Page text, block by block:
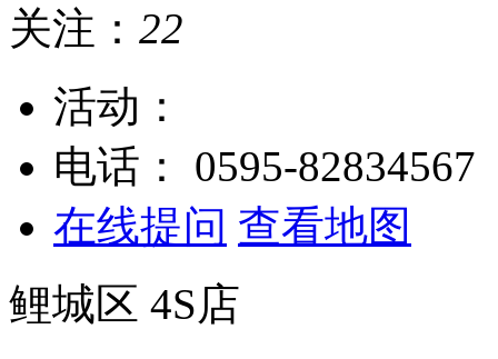
关注： 22
活动：
电话：
0595-82834567
在线提问 查看地图
鲤城区 4S店